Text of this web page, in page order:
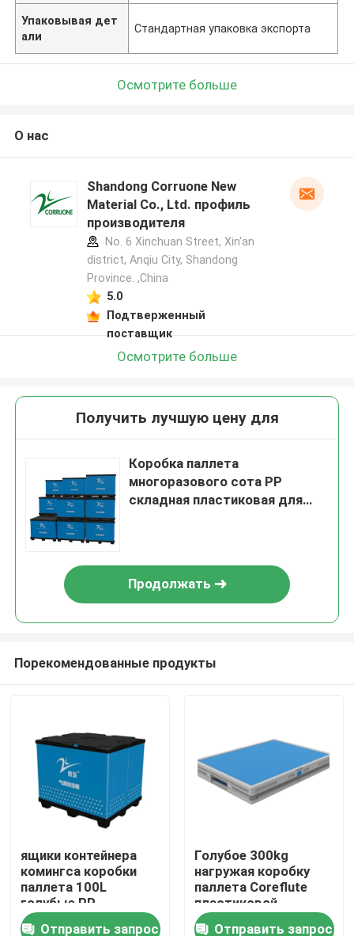
Продукты
Видеозаписи
Упаковывая дет
али
Стандартная упаковка экспорта
Осмотрите больше
О нас
Shandong Corruone New
Material Co., Ltd. профиль
производителя
No. 6 Xinchuan Street, Xin'an
district, Anqiu City, Shandong
Province. ,China
5.0
Подтверженный
поставщик
Осмотрите больше
Получить лучшую цену для
Коробка паллета
многоразового сота PP
складная пластиковая для
Продолжать
Порекомендованные продукты
ящики контейнера
комингса коробки
паллета 100L
голубые PP
рифленые складные
Отправить запрос
Голубое 300kg
нагружая коробку
паллета Coreflute
пластиковой
коробки комингса
Отправить запрос